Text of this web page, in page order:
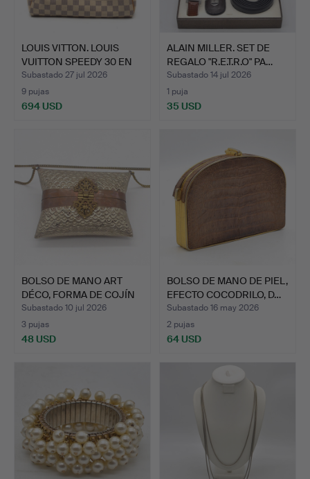
LOUIS VITTON. LOUIS
VUITTON SPEEDY 30 EN
L…
Subastado 27 jul 2026
9 pujas
694 USD
ALAIN MILLER. SET DE
REGALO "R.E.T.R.O" PA…
Subastado 14 jul 2026
1 puja
35 USD
BOLSO DE MANO ART
DÉCO, FORMA DE COJÍN
EN …
Subastado 10 jul 2026
3 pujas
48 USD
BOLSO DE MANO DE PIEL,
EFECTO COCODRILO, D…
Subastado 16 may 2026
2 pujas
64 USD